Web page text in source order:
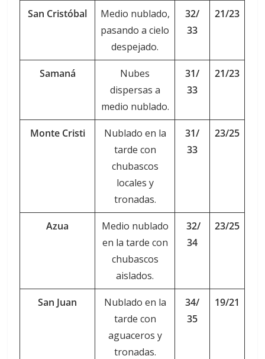
San Cristóbal
Medio nublado,
pasando a cielo
despejado.
32/
33
21/23
Samaná
Nubes
dispersas a
medio nublado.
31/
33
21/23
Monte Cristi
Nublado en la
tarde con
chubascos
locales y
tronadas.
31/
33
23/25
Azua
Medio nublado
en la tarde con
chubascos
aislados.
32/
34
23/25
San Juan
Nublado en la
tarde con
aguaceros y
tronadas.
34/
35
19/21